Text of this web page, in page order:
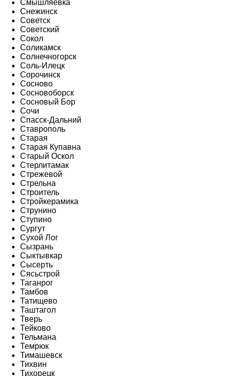
Смышляевка
Снежинск
Советск
Советский
Сокол
Соликамск
Солнечногорск
Соль-Илецк
Сорочинск
Сосново
Сосновоборск
Сосновый Бор
Сочи
Спасск-Дальний
Ставрополь
Старая
Старая Купавна
Старый Оскол
Стерлитамак
Стрежевой
Стрельна
Строитель
Стройкерамика
Струнино
Ступино
Сургут
Сухой Лог
Сызрань
Сыктывкар
Сысерть
Сясьстрой
Таганрог
Тамбов
Татищево
Таштагол
Тверь
Тейково
Тельмана
Темрюк
Тимашевск
Тихвин
Тихорецк